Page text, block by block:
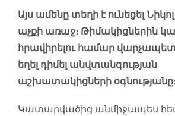
Այս ամենը տեղի է ունեցել
աչքի առաջ։ Թիմակիցներին
հրավիրելու համար
եղել դիմել անվտանգության
աշխատակիցների
Կատարվածից անմիջապես